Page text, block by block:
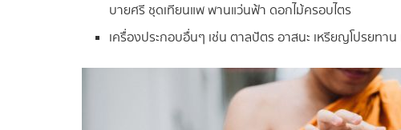
บายศรี ชุดเทียนแพ พานแว่นฟ้า ดอกไม้ครอบไตร
เครื่องประกอบอื่นๆ เช่น ตาลปัตร อาสนะ เหรียญโปรยท